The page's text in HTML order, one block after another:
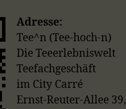
Adresse:
Tee^n (Tee-hoch-n)
Die Teeerlebniswelt
Teefachgeschäft
im City Carré
Ernst-Reuter-Allee 39,